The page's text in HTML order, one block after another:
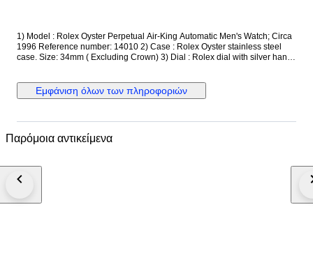
1) Model : Rolex Oyster Perpetual Air-King Automatic Men's Watch; Circa
1996 Reference number: 14010 2) Case : Rolex Oyster stainless steel
case. Size: 34mm ( Excluding Crown) 3) Dial : Rolex dial with silver hands
Sapphire crystal 7) Bracelet : Rolex stainless steel jubilee bracelet. Fit up
to 6 inch wrist. Watch will be shipped via DHL or Fedex Express. We are
to be paid by buyer is available. If winning bidder decides to cancel /
of seller, if return instructions are not followed
Εμφάνιση όλων των πληροφοριών
Παρόμοια αντικείμενα